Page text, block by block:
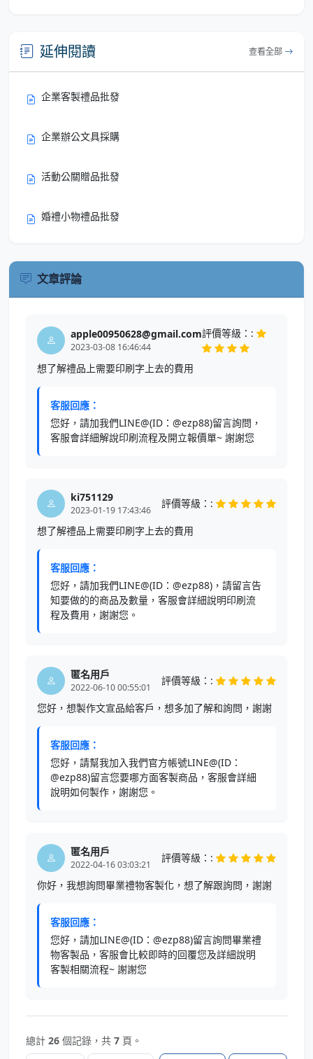
延伸閱讀 查看全部
企業客製禮品批發
企業辦公文具採購
活動公關贈品批發
婚禮小物禮品批發
文章評論
apple00950628@gmail.com
2023-03-08 16:46:44
評價等級：:
想了解禮品上需要印刷字上去的費用
客服回應：
您好，請加我們LINE@(ID：@ezp88)留言詢問，
客服會詳細解說印刷流程及開立報價單~ 謝謝您
ki751129
2023-01-19 17:43:46
評價等級：:
想了解禮品上需要印刷字上去的費用
客服回應：
您好，請加我們LINE@(ID：@ezp88)，請留言告
知要做的的商品及數量，客服會詳細說明印刷流
程及費用，謝謝您。
匿名用戶
2022-06-10 00:55:01
評價等級：:
您好，想製作文宣品給客戶，想多加了解和詢問，謝謝
客服回應：
您好，請幫我加入我們官方帳號LINE@(ID：
@ezp88)留言您要哪方面客製商品，客服會詳細
說明如何製作，謝謝您。
匿名用戶
2022-04-16 03:03:21
評價等級：:
你好，我想詢問畢業禮物客製化，想了解跟詢問，謝謝
客服回應：
您好，請加LINE@(ID：@ezp88)留言詢問畢業禮
物客製品，客服會比較即時的回覆您及詳細說明
客製相關流程~ 謝謝您
總計 26 個記錄，共 7 頁。